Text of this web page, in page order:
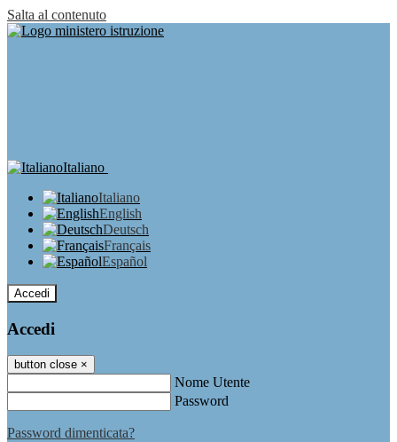
Salta al contenuto
Italiano
Italiano
English
Deutsch
Français
Español
Accedi
Accedi
button close ×
Nome Utente
Password
Password dimenticata?